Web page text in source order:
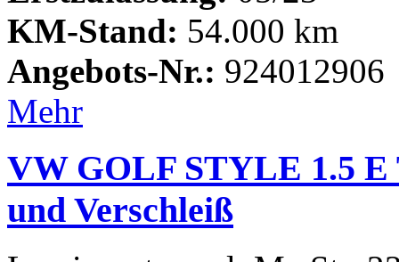
KM-Stand: 54.000 km
Angebots-Nr.: 924012906
Mehr
VW GOLF STYLE 1.5
und Verschleiß